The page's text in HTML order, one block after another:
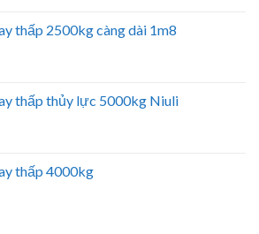
thấp 2500kg càng dài 1m8
thấp thủy lực 5000kg Niuli
thấp 4000kg